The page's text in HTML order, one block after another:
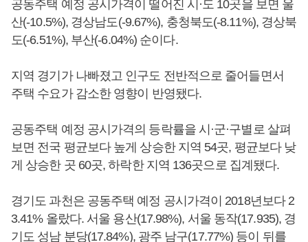
공동주택 예정 공시가격이 떨어진 시·도 10곳을 보면 울
산(-10.5%), 경상남도(-9.67%), 충청북도(-8.11%), 경상북
도(-6.51%), 부산(-6.04%) 순이다.
지역 경기가 나빠졌고 인구도 전반적으로 줄어들면서
주택 수요가 감소한 영향이 반영됐다.
공동주택 예정 공시가격의 등락률을 시·군·구별로 살펴
보면 전국 평균보다 높게 상승한 지역 54곳, 평균보다 낮
게 상승한 곳 60곳, 하락한 지역 136곳으로 집계됐다.
경기도 과천은 공동주택 예정 공시가격이 2018년보다 2
3.41% 올랐다. 서울 용산(17.98%), 서울 동작(17.935), 경
기도 성남 분당(17.84%), 광주 남구(17.77%) 등이 뒤를